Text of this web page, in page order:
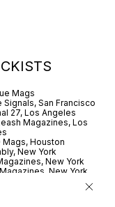
Mags
Signals, San Francisco
27, Los Angeles
Magazines, Los
Mags, Houston
New York
New York
New York
Leeds
Books, Manchester